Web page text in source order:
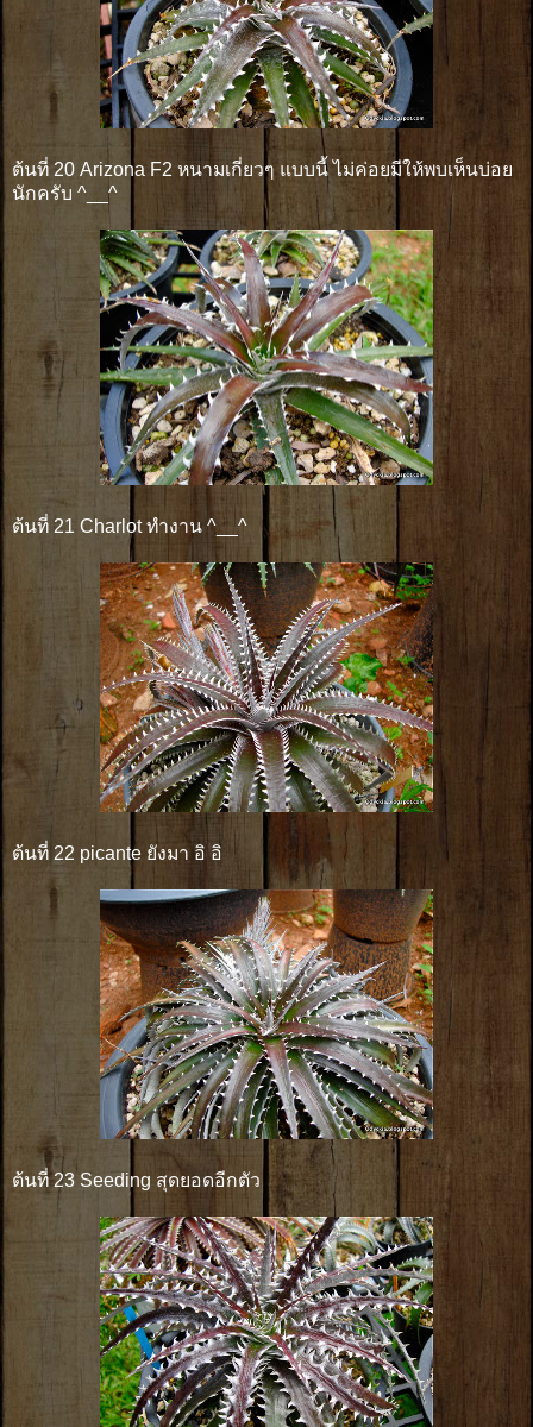
ต้นที่ 20 Arizona F2 หนามเกี่ยวๆ แบบนี้ ไม่ค่อยมีให้พบเห็นบ่อย
นักครับ ^__^
ต้นที่ 21 Charlot ทำงาน ^__^
ต้นที่ 22 picante ยังมา อิ อิ
ต้นที่ 23 Seeding สุดยอดอีกตัว